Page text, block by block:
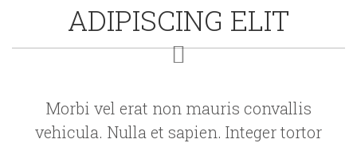
ADIPISCING ELIT
Morbi vel erat non mauris convallis
vehicula. Nulla et sapien. Integer tortor